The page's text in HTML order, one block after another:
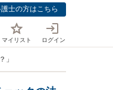
士の方はこちら
マイリスト ログイン
」